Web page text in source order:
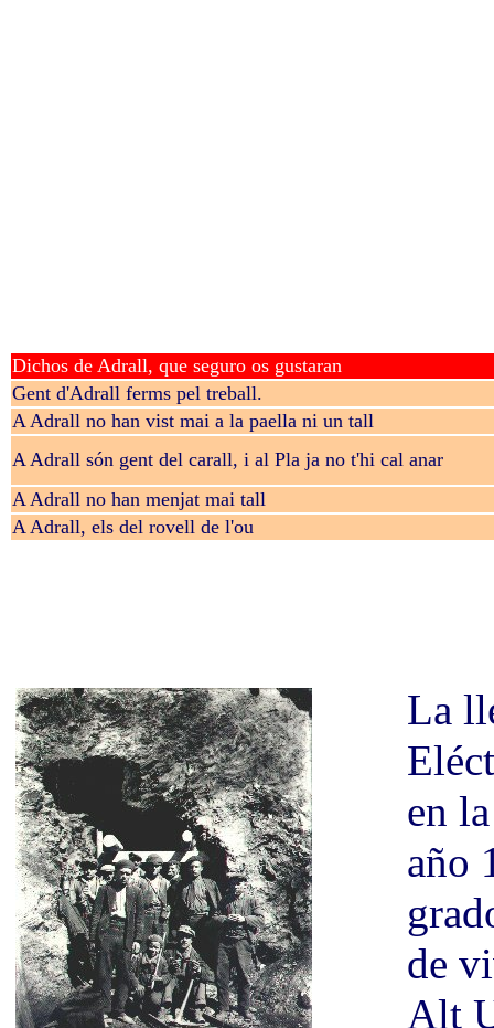
Dichos de Adrall, que seguro os gustaran
Gent d'Adrall ferms pel treball.
A Adrall no han vist mai a la paella ni un tall
A Adrall són gent del carall, i al Pla ja no t'hi cal anar
A Adrall no han menjat mai tall
A Adrall, els del rovell de l'ou
La
en
año
de
Alt